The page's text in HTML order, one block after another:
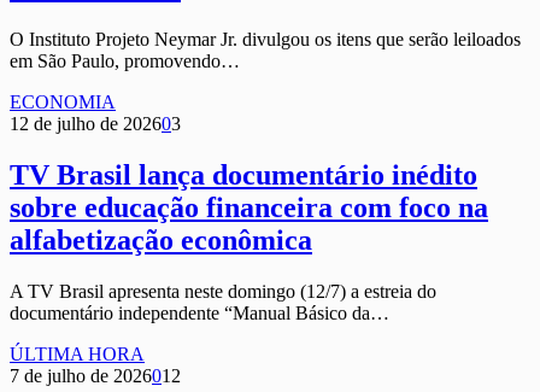
O Instituto Projeto Neymar Jr. divulgou os itens que serão leiloados
em São Paulo, promovendo…
ECONOMIA
12 de julho de 202603
TV Brasil lança documentário inédito
sobre educação financeira com foco na
alfabetização econômica
A TV Brasil apresenta neste domingo (12/7) a estreia do
documentário independente “Manual Básico da…
ÚLTIMA HORA
7 de julho de 2026012